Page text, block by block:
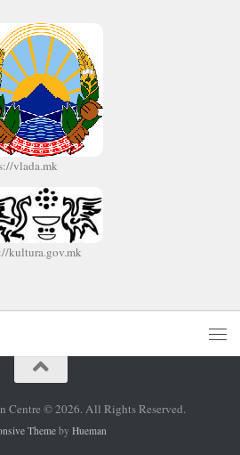
vlada.mk
kultura.gov.mk
Centre © 2026. All Rights Reserved.
Themeby Hueman